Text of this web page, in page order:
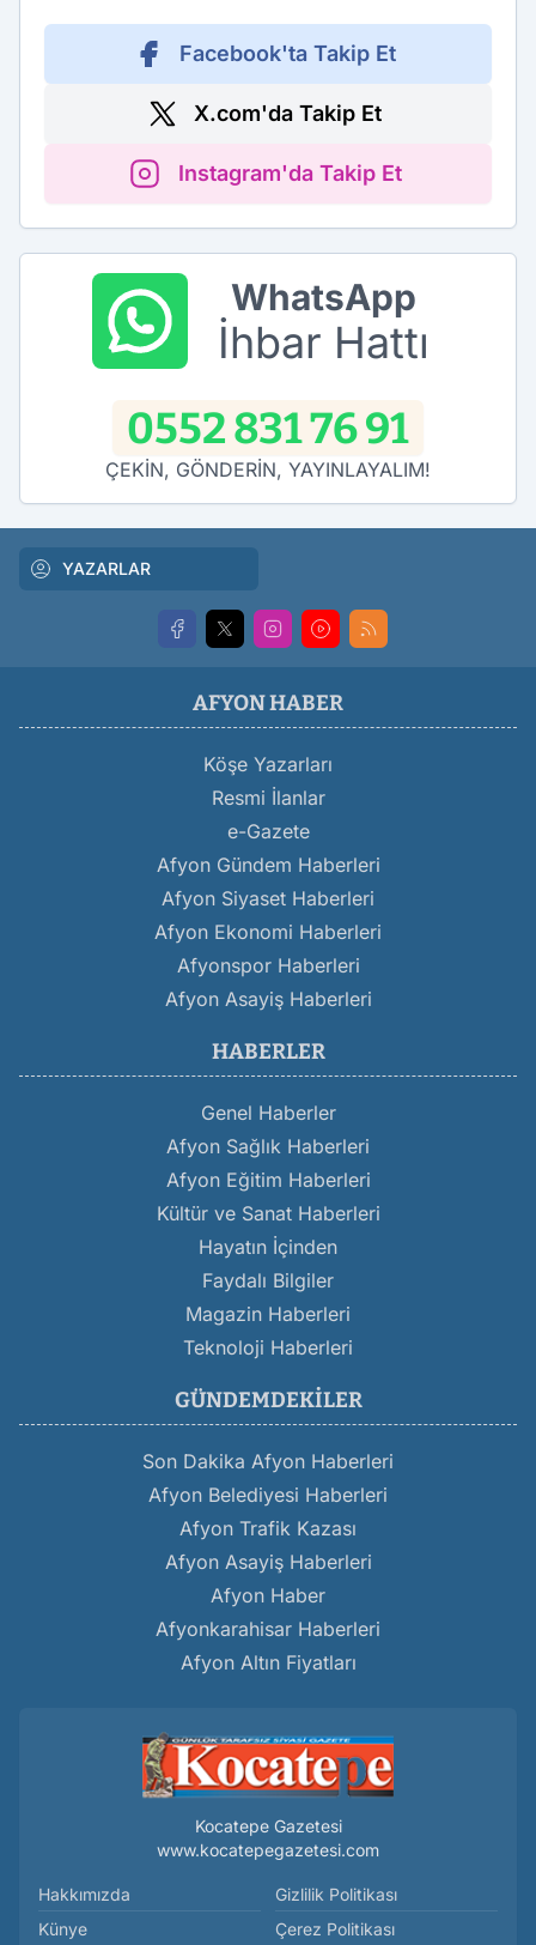
Facebook'ta Takip Et
X.com'da Takip Et
Instagram'da Takip Et
WhatsApp
İhbar Hattı
0552 831 76 91
ÇEKİN, GÖNDERİN, YAYINLAYALIM!
YAZARLAR
AFYON HABER
Köşe Yazarları
Resmi İlanlar
e-Gazete
Afyon Gündem Haberleri
Afyon Siyaset Haberleri
Afyon Ekonomi Haberleri
Afyonspor Haberleri
Afyon Asayiş Haberleri
HABERLER
Genel Haberler
Afyon Sağlık Haberleri
Afyon Eğitim Haberleri
Kültür ve Sanat Haberleri
Hayatın İçinden
Faydalı Bilgiler
Magazin Haberleri
Teknoloji Haberleri
GÜNDEMDEKILER
Son Dakika Afyon Haberleri
Afyon Belediyesi Haberleri
Afyon Trafik Kazası
Afyon Asayiş Haberleri
Afyon Haber
Afyonkarahisar Haberleri
Afyon Altın Fiyatları
Kocatepe Gazetesi
www.kocatepegazetesi.com
Hakkımızda
Künye
Gizlilik Politikası
Çerez Politikası